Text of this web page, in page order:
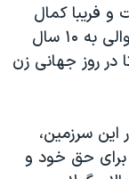
و فریبا کمال
آبادی، زنان بهایی اشاره کرد که دو‌ بار متوالی به ۱۰ سال
روز جهانی زن
این سرزمین،
برای حق خود و